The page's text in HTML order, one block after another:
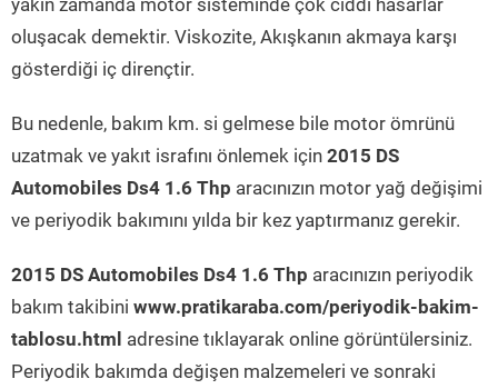
yakın zamanda motor sisteminde çok ciddi hasarlar
oluşacak demektir. Viskozite, Akışkanın akmaya karşı
gösterdiği iç dirençtir.
Bu nedenle, bakım km. si gelmese bile motor ömrünü
uzatmak ve yakıt israfını önlemek için 2015 DS
Automobiles Ds4 1.6 Thp aracınızın motor yağ değişimi
ve periyodik bakımını yılda bir kez yaptırmanız gerekir.
2015 DS Automobiles Ds4 1.6 Thp aracınızın periyodik
bakım takibini www.pratikaraba.com/periyodik-bakim-
tablosu.html adresine tıklayarak online görüntülersiniz.
Periyodik bakımda değişen malzemeleri ve sonraki